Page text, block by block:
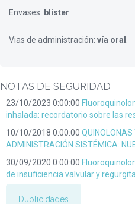
Envases: blister
Vias de administración: vía oral
NOTAS DE SEGURIDAD
23/10/2023 0:00:00
inhalada: recordatorio sobre las
10/10/2018 0:00:00 QUINOLONAS
ADMINISTRACIÓN SISTÉMICA:
30/09/2020 0:00:00
de insuficiencia valvular y
Duplicidades